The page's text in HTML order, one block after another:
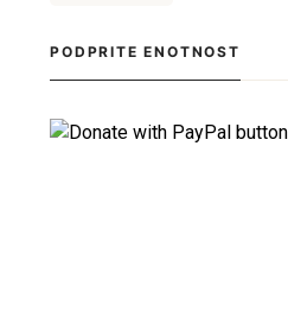
navijače, […]
PODPRITE ENOTNOST